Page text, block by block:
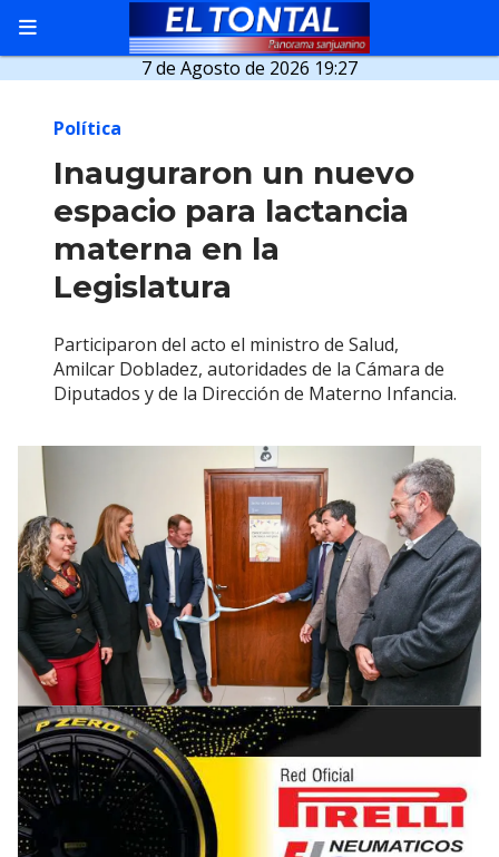
7 de Agosto de 2026 19:27
Inauguraron un nuevo
espacio para lactancia
materna en la
Legislatura
Participaron del acto el ministro de Salud,
Amilcar Dobladez, autoridades de la Cámara de
Diputados y de la Dirección de Materno Infancia.
Política